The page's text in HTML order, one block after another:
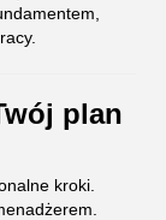
plan
kroki.